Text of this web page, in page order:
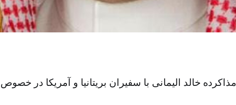
مذاکرده خالد الیمانی با سفیران بریتانیا و آمریکا در